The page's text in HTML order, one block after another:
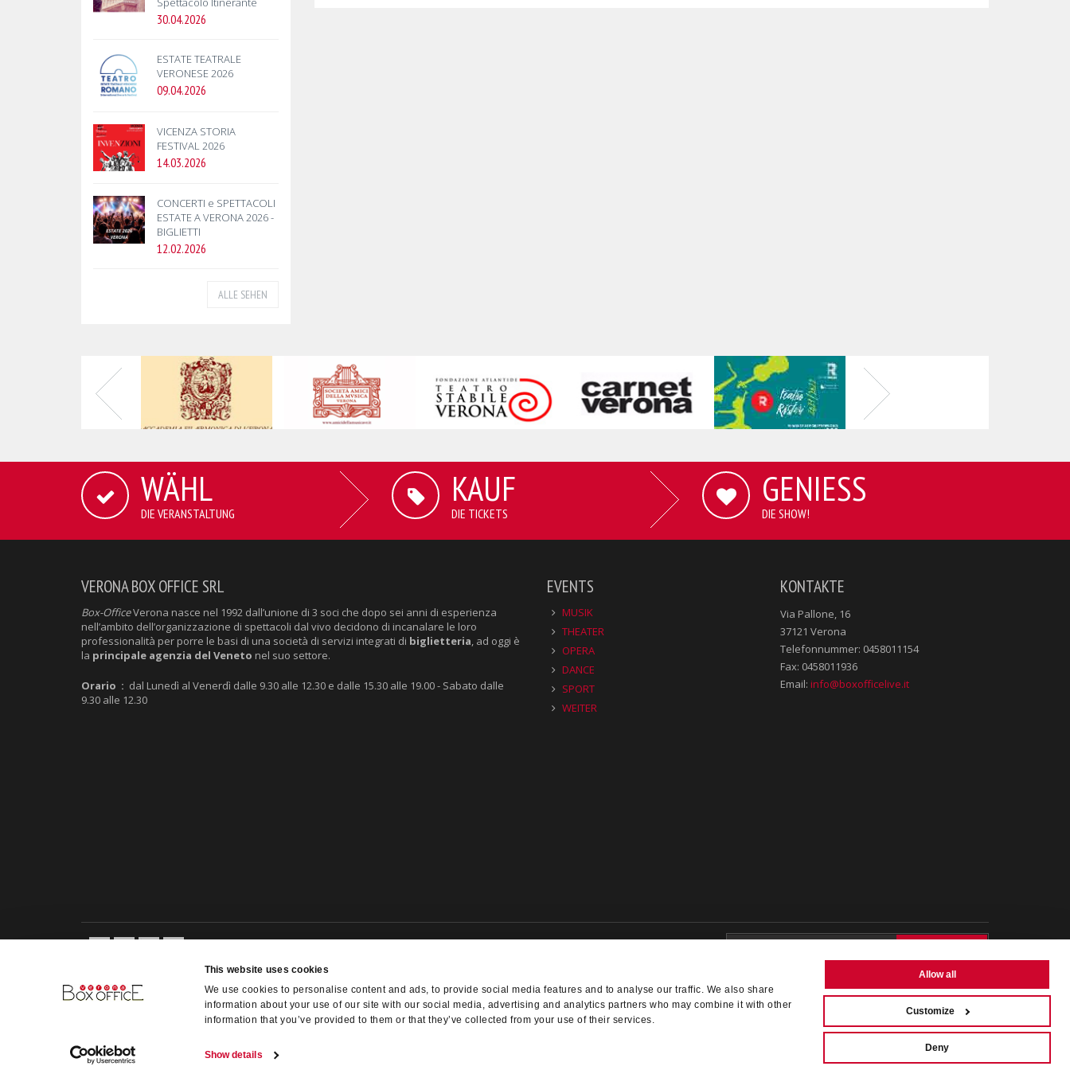
This website uses cookies
We use cookies to personalise content and ads, to provide social media features and to analyse our traffic. We also share
information about your use of our site with our social media, advertising and analytics partners who may combine it with other
information that you’ve provided to them or that they’ve collected from your use of their services.
Show details
Allow all
Customize
Deny
30.04.2026
ESTATE TEATRALE
VERONESE 2026
09.04.2026
VICENZA STORIA
FESTIVAL 2026
14.03.2026
CONCERTI e SPETTACOLI
ESTATE A VERONA 2026 -
BIGLIETTI
12.02.2026
ALLE SEHEN
WÄHL
DIE VERANSTALTUNG
KAUF
DIE TICKETS
GENIESS
DIE SHOW!
VERONA BOX OFFICE SRL
Box-OfficeVerona nasce nel 1992 dall’unione di 3 soci che dopo sei anni di esperienza
nell’ambito dell’organizzazione di spettacoli dal vivo decidono di incanalare le loro
professionalità per porre le basi di una società di servizi integrati di biglietteria, ad oggi è
la principale agenzia del Veneto nel suo settore.
Orario : dal Lunedì al Venerdì dalle 9.30 alle 12.30 e dalle 15.30 alle 19.00 - Sabato dalle
9.30 alle 12.30
EVENTS
MUSIK
THEATER
OPERA
DANCE
SPORT
WEITER
KONTAKTE
Via Pallone, 16
37121 Verona
Telefonnummer: 0458011154
Fax: 0458011936
Email: info@boxofficelive.it
Ich erkläre, dass ich dieInformationen zum
Newsletter-Service
gelesen habe und mit dem
Empfang des Newsletters einverstanden bin
Verona Box-Office s.r.l. - VAT 02335340234 @ Copyright 2014 - Alle Rechte vorbehalten - Made with